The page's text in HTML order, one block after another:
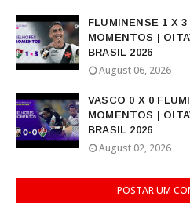
FLUMINENSE 1 X
MOMENTOS |
BRASIL 2026
August 06, 2026
VASCO 0 X 0
MOMENTOS |
BRASIL 2026
August 02, 2026
POSTAR UM